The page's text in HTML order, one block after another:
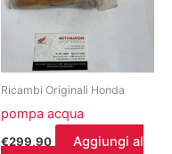
Ricambi Originali Honda
pompa acqua
€299,90
Aggiungi al